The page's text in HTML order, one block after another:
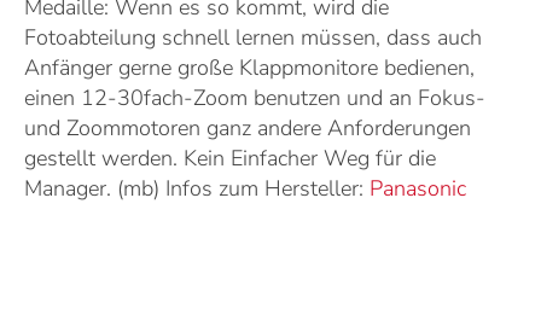
Medaille: Wenn es so kommt, wird die
Fotoabteilung schnell lernen müssen, dass auch
Anfänger gerne große Klappmonitore bedienen,
einen 12-30fach-Zoom benutzen und an Fokus-
und Zoommotoren ganz andere Anforderungen
gestellt werden. Kein Einfacher Weg für die
Manager. (mb) Infos zum Hersteller: Panasonic